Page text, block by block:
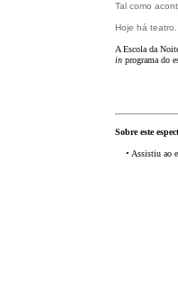
Tal como
Hoje há
A Escola da
in programa do
Sobre este
• Assistiu ao